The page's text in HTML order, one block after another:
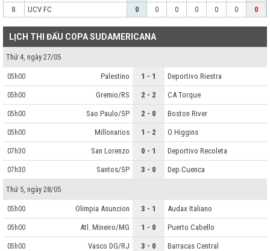
8.
UCV FC 0 0 0 0 0 0 0
LỊCH THI ĐẤU COPA SUDAMERICANA
Thứ 4, ngày 27/05
05h00 Palestino 1 - 1 Deportivo Riestra
05h00 Gremio/RS 2 - 2 CA Torque
05h00 Sao Paulo/SP 2 - 0 Boston River
05h00 Millonarios 1 - 2 O Higgins
07h30 San Lorenzo 0 - 1 Deportivo Recoleta
07h30 Santos/SP 3 - 0 Dep.Cuenca
Thứ 5, ngày 28/05
05h00 Olimpia Asuncion 3 - 1 Audax Italiano
05h00 Atl. Mineiro/MG 1 - 0 Puerto Cabello
05h00 Vasco DG/RJ 3 - 0 Barracas Central